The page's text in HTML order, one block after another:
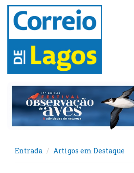
Entrada Artigos em Destaque